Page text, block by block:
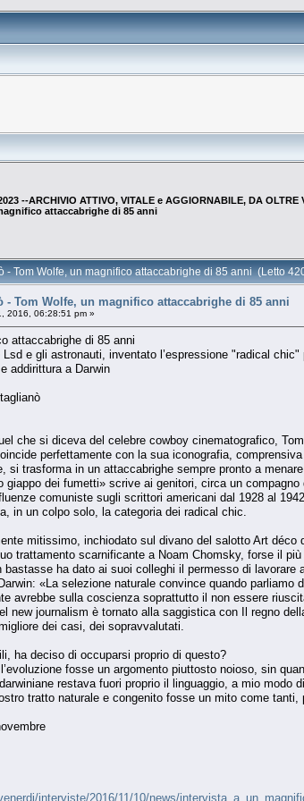
--ARCHIVIO ATTIVO, VITALE e AGGIORNABILE, DA OLTRE
attaccabrighe di 85 anni
- Tom Wolfe, un magnifico attaccabrighe di 85 anni (Letto
- Tom Wolfe, un magnifico attaccabrighe di 85 anni
2016, 06:28:51 pm »
attaccabrighe di 85 anni
e gli astronauti, inventato l’espressione "radical
addirittura a Darwin
che si diceva del celebre cowboy cinematografico,
perfettamente con la sua iconografia,
si trasforma in un attaccabrighe sempre pronto a
dei fumetti» scrive ai genitori, circa un
comuniste sugli scrittori americani dal 1928 al
in un colpo solo, la categoria dei radical chic.
mitissimo, inchiodato sul divano del salotto Art
trattamento scarnificante a Noam Chomsky, forse il
bastasse ha dato ai suoi colleghi il permesso di
«La selezione naturale convince quando
avrebbe sulla coscienza soprattutto il non essere
new journalism è tornato alla saggistica con Il regno
dei casi, dei sopravvalutati.
ha deciso di occuparsi proprio di questo?
fosse un argomento piuttosto noioso, sin
restava fuori proprio il linguaggio, a mio
tratto naturale e congenito fosse un mito come tanti,
interviste/2016/11/10/news/